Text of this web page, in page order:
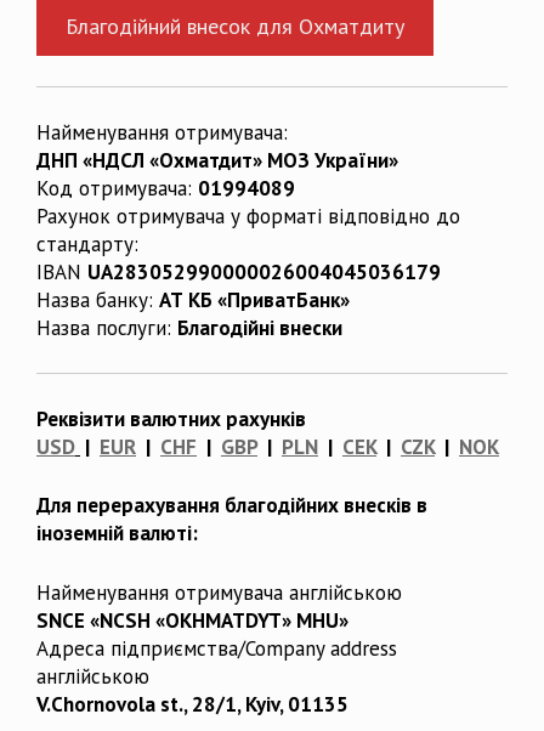
Благодійний внесок для Охматдиту
Найменування отримувача:
ДНП «НДСЛ «Охматдит» МОЗ України»
Код отримувача: 01994089
Рахунок отримувача у форматі відповідно до
стандарту:
IBAN UA283052990000026004045036179
Назва банку: АТ КБ «ПриватБанк»
Назва послуги: Благодійні внески
Реквізити валютних рахунків
USD | EUR | CHF | GBP| PLN | CEK| CZK| NOK
Для перерахування благодійних внесків в
іноземній валюті:
Найменування отримувача англійською
SNCE «NCSH «OKHMATDYT» MHU»
Адреса підприємства/Company address
англійською
V.Chornovola st., 28/1, Kyiv, 01135